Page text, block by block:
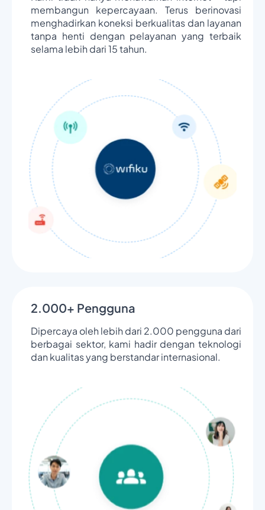
membangun kepercayaan. Terus berinovasi
menghadirkan koneksi berkualitas dan layanan
tanpa henti dengan pelayanan yang terbaik
selama lebih dari 15 tahun.
2.000+ Pengguna
Dipercaya oleh lebih dari 2.000 pengguna dari
berbagai sektor, kami hadir dengan teknologi
dan kualitas yang berstandar internasional.